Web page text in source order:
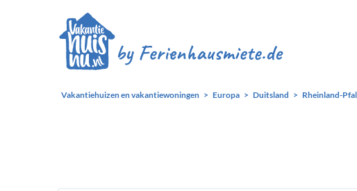
Vakantiehuizen en vakantiewoningen Europa Duitsland Rheinland-